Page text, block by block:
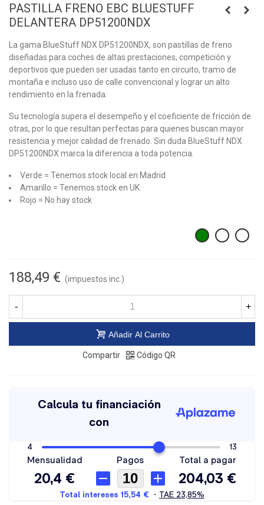
PASTILLA FRENO EBC BLUESTUFF
DELANTERA DP51200NDX
La gama BlueStuff NDX DP51200NDX, son pastillas de freno
diseñadas para coches de altas prestaciones, competición y
deportivos que pueden ser usadas tanto en circuito, tramo de
montaña e incluso uso de calle convencional y lograr un alto
rendimiento en la frenada.
Su tecnología supera el desempeño y el coeficiente de fricción de
otras, por lo que resultan perfectas para quienes buscan mayor
resistencia y mejor calidad de frenado. Sin duda BlueStuff NDX
DP51200NDX marca la diferencia a toda potencia.
Verde = Tenemos stock local en Madrid
Amarillo = Tenemos stock en UK
Rojo = No hay stock
188,49 € (impuestos inc.)
- +
Añadir Al Carrito
Compartir Código QR